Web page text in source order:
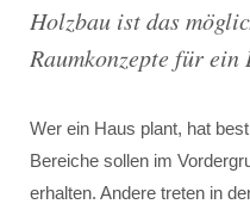
Holzbau ist das
Raumkonzepte für
Wer ein Haus plant, hat
Bereiche sollen im
erhalten. Andere treten in